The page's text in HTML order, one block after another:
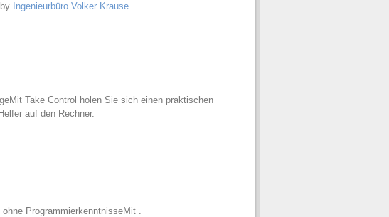
Ingenieurbüro Volker Krause
Take Control holen Sie sich einen praktischen
auf den Rechner.
ProgrammierkenntnisseMit .